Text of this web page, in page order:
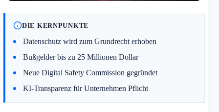
DIE KERNPUNKTE
Datenschutz wird zum Grundrecht erhoben
Bußgelder bis zu 25 Millionen Dollar
Neue Digital Safety Commission gegründet
KI-Transparenz für Unternehmen Pflicht